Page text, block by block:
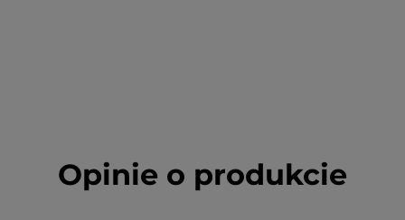
Opinie o produkcie